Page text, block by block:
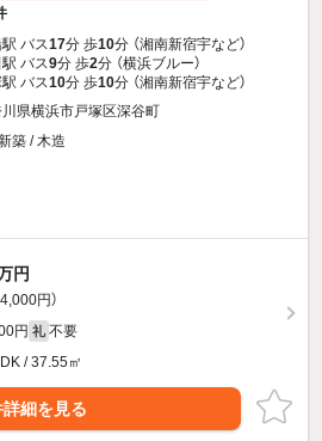
バス17分 歩10分 （湘南新宿宇など）
バス9分 歩2分 （横浜ブルー）
バス10分 歩10分 （湘南新宿宇など）
県横浜市戸塚区深谷町
築 / 木造
円
円）
円 礼 不要
/ 37.55㎡
細を見る